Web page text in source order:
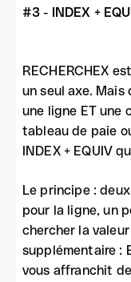
#3 - INDEX +
RECHERCHEX
un seul axe. Mais
une ligne ET une
tableau de paie
INDEX + EQUIV
Le principe :
pour la ligne, un
chercher la
supplémentaire :
vous affranchit